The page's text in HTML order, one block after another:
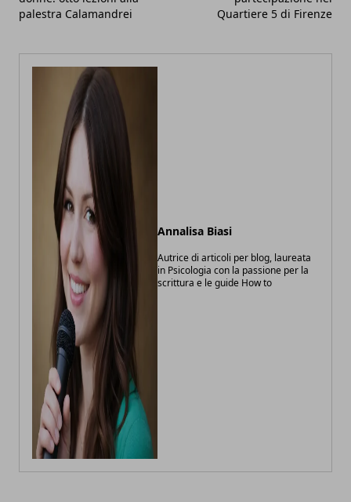
palestra Calamandrei
Quartiere 5 di Firenze
Annalisa Biasi
Autrice di articoli per blog, laureata
in Psicologia con la passione per la
scrittura e le guide How to